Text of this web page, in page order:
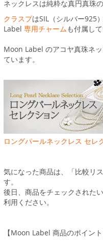
ネックレスは純粋な真円真珠
クラスプはSIL（シルバー925
Label 専用チャームも付属して
Moon Label のアコヤ真珠ネ
ています。
ロングパールネックレス セレ
気になった商品は、「比較リ
す。
後日、商品をチェックされた
利用ください。
【Moon Label 商品のポイント